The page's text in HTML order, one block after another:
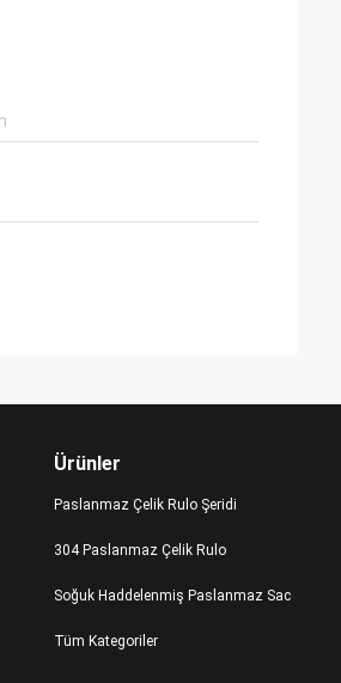
Ürünler
Paslanmaz Çelik Rulo Şeridi
304 Paslanmaz Çelik Rulo
Soğuk Haddelenmiş Paslanmaz Sac
Tüm Kategoriler